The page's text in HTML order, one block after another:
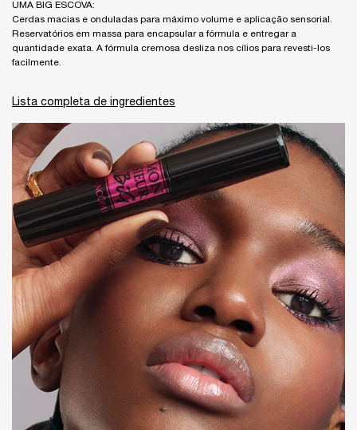
UMA BIG ESCOVA:
Cerdas macias e onduladas para máximo volume e aplicação sensorial.
Reservatórios em massa para encapsular a fórmula e entregar a
quantidade exata. A fórmula cremosa desliza nos cílios para revesti-los
facilmente.
Lista completa de ingredientes